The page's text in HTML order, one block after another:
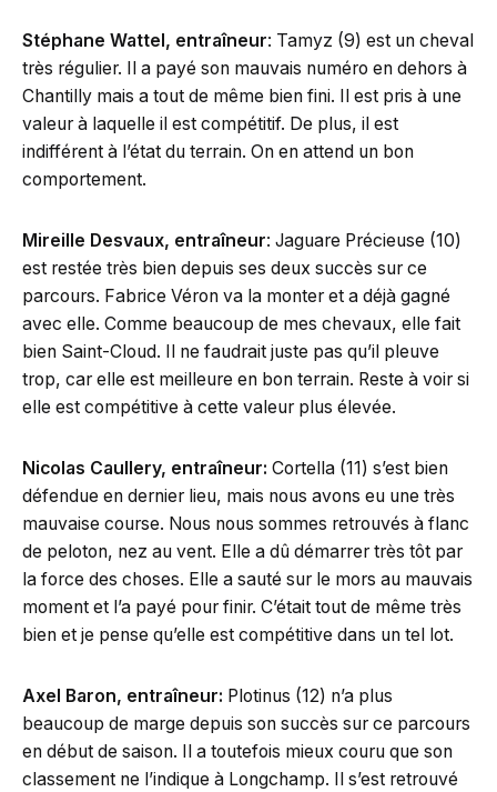
Stéphane Wattel, entraîneur: Tamyz (9) est un cheval
très régulier. Il a payé son mauvais numéro en dehors à
Chantilly mais a tout de même bien fini. Il est pris à une
valeur à laquelle il est compétitif. De plus, il est
indifférent à l’état du terrain. On en attend un bon
comportement.
Mireille Desvaux, entraîneur: Jaguare Précieuse (10)
est restée très bien depuis ses deux succès sur ce
parcours. Fabrice Véron va la monter et a déjà gagné
avec elle. Comme beaucoup de mes chevaux, elle fait
bien Saint-Cloud. Il ne faudrait juste pas qu’il pleuve
trop, car elle est meilleure en bon terrain. Reste à voir si
elle est compétitive à cette valeur plus élevée.
Nicolas Caullery, entraîneur: Cortella (11) s’est bien
défendue en dernier lieu, mais nous avons eu une très
mauvaise course. Nous nous sommes retrouvés à flanc
de peloton, nez au vent. Elle a dû démarrer très tôt par
la force des choses. Elle a sauté sur le mors au mauvais
moment et l’a payé pour finir. C’était tout de même très
bien et je pense qu’elle est compétitive dans un tel lot.
Axel Baron, entraîneur: Plotinus (12) n’a plus
beaucoup de marge depuis son succès sur ce parcours
en début de saison. Il a toutefois mieux couru que son
classement ne l’indique à Longchamp. Il s’est retrouvé